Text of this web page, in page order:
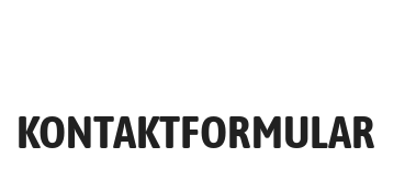
KONTAKTFORMULAR